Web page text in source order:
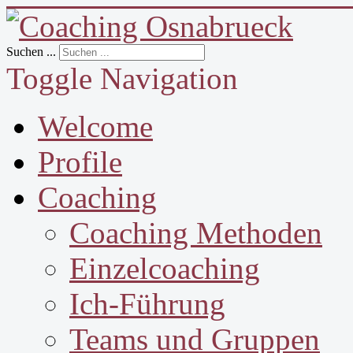
Suchen ...
Toggle Navigation
Welcome
Profile
Coaching
Coaching Methoden
Einzelcoaching
Ich-Führung
Teams und Gruppen